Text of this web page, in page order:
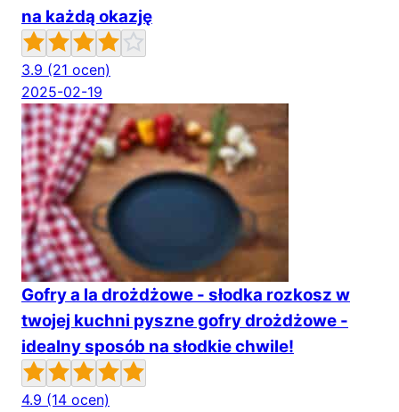
na każdą okazję
3.9 (21 ocen)
2025-02-19
Gofry a la drożdżowe - słodka rozkosz w
twojej kuchni pyszne gofry drożdżowe -
idealny sposób na słodkie chwile!
4.9 (14 ocen)